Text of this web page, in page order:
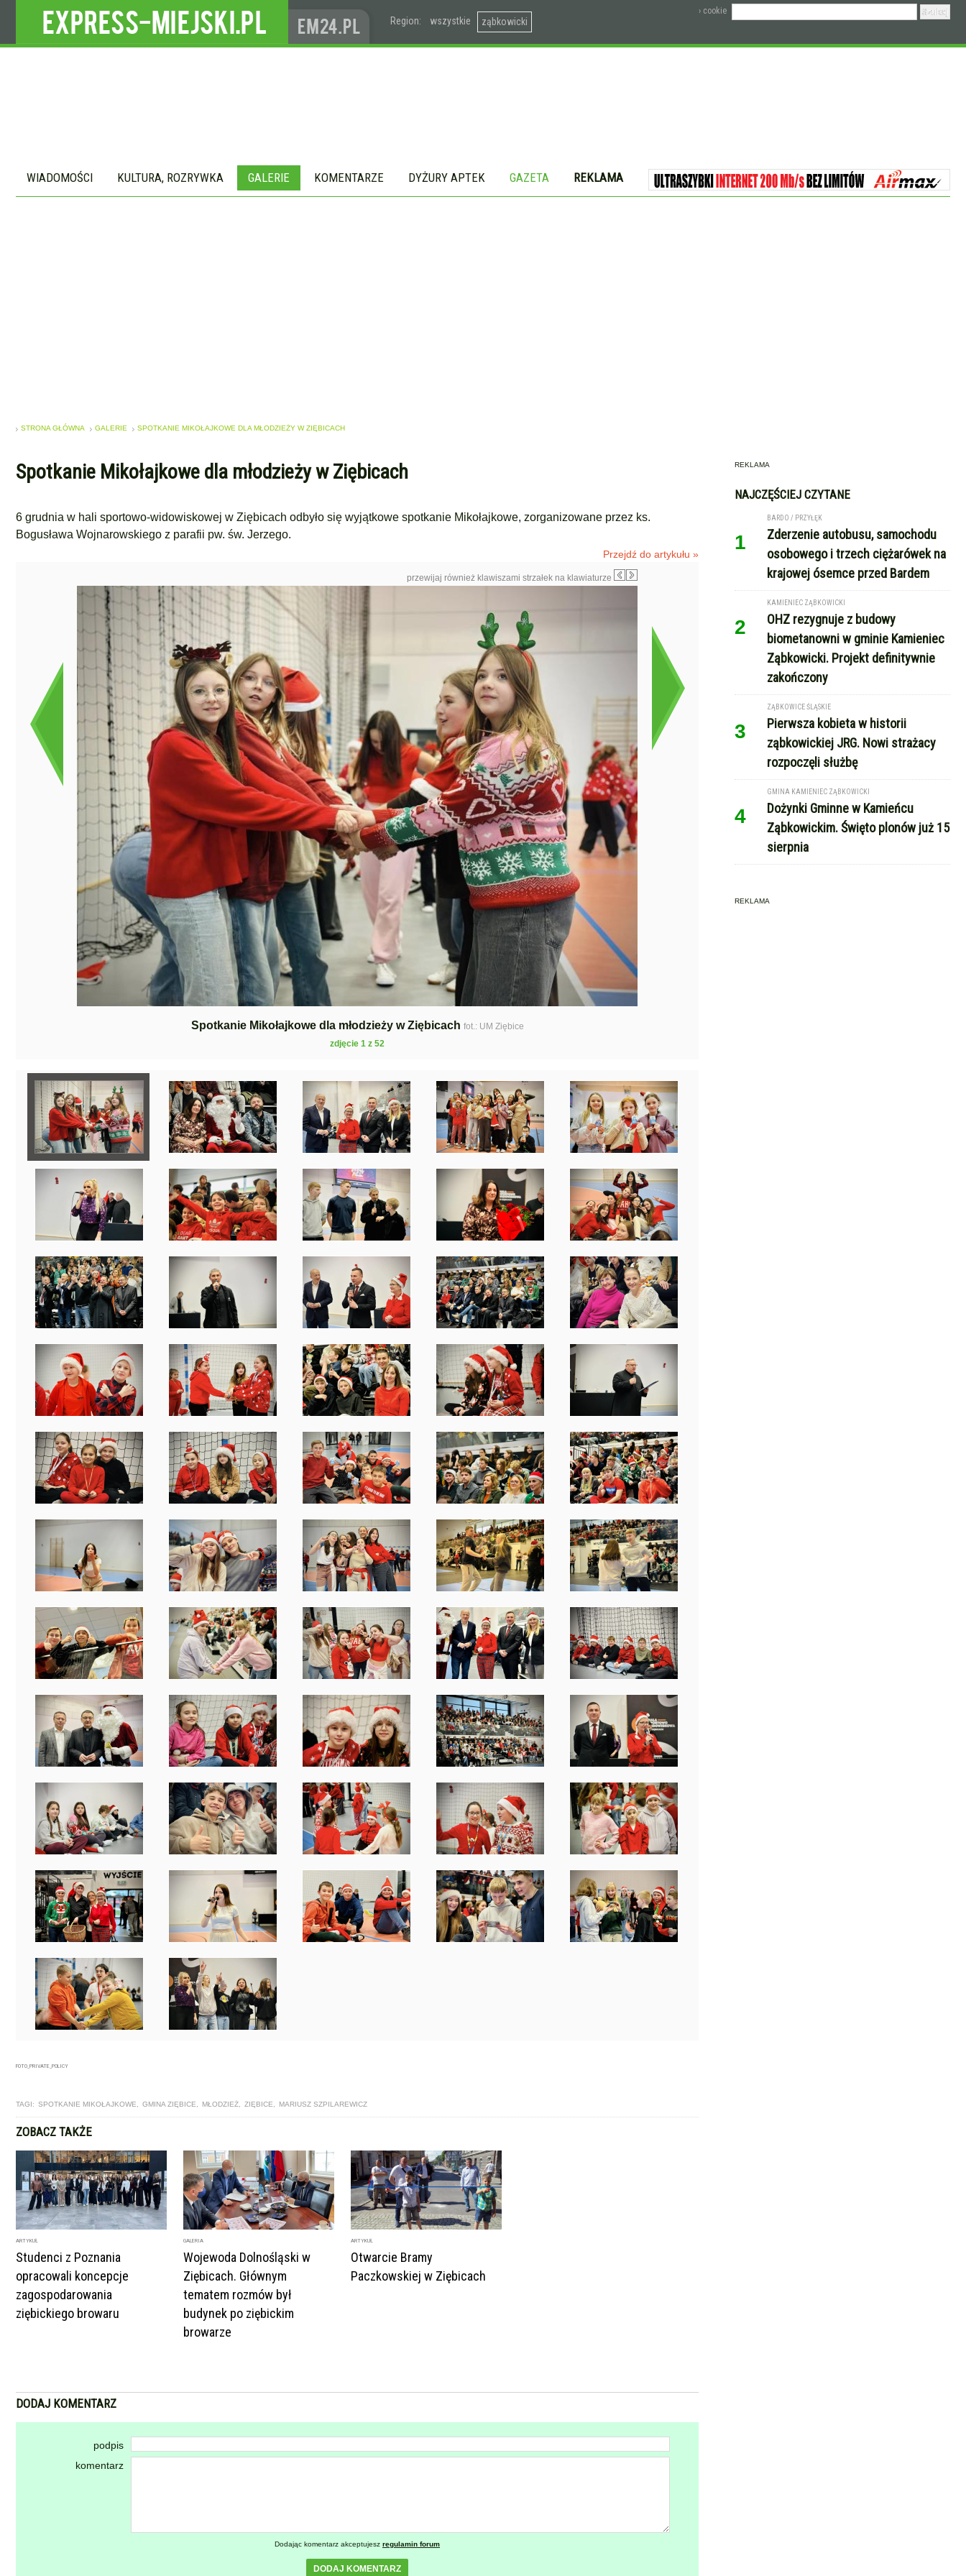
Region: wszystkie ząbkowicki
› cookie
WIADOMOŚCI KULTURA, ROZRYWKA GALERIE KOMENTARZE DYŻURY APTEK GAZETA REKLAMA
STRONA GŁÓWNA GALERIE SPOTKANIE MIKOŁAJKOWE DLA MŁODZIEŻY W ZIĘBICACH
Spotkanie Mikołajkowe dla młodzieży w Ziębicach
6 grudnia w hali sportowo-widowiskowej w Ziębicach odbyło się wyjątkowe spotkanie Mikołajkowe, zorganizowane przez ks.
Bogusława Wojnarowskiego z parafii pw. św. Jerzego.
Przejdź do artykułu »
przewijaj również klawiszami strzałek na klawiaturze
Spotkanie Mikołajkowe dla młodzieży w Ziębicach fot.: UM Ziębice
zdjęcie 1 z 52
FOTO_PRIVATE_POLICY
TAGI: SPOTKANIE MIKOŁAJKOWE GMINA ZIĘBICE MŁODZIEŻ ZIĘBICE MARIUSZ SZPILAREWICZ
ZOBACZ TAKŻE
ARTYKUŁ
Studenci z Poznania
opracowali koncepcje
zagospodarowania
ziębickiego browaru
GALERIA
Wojewoda Dolnośląski w
Ziębicach. Głównym
tematem rozmów był
budynek po ziębickim
browarze
ARTYKUŁ
Otwarcie Bramy
Paczkowskiej w Ziębicach
DODAJ KOMENTARZ
podpis
komentarz
Dodając komentarz akceptujesz regulamin forum
DODAJ KOMENTARZ
REKLAMA
NAJCZĘŚCIEJ CZYTANE
1
BARDO / PRZYŁĘK
Zderzenie autobusu, samochodu
osobowego i trzech ciężarówek na
krajowej ósemce przed Bardem
2
KAMIENIEC ZĄBKOWICKI
OHZ rezygnuje z budowy
biometanowni w gminie Kamieniec
Ząbkowicki. Projekt definitywnie
zakończony
3
ZĄBKOWICE ŚLĄSKIE
Pierwsza kobieta w historii
ząbkowickiej JRG. Nowi strażacy
rozpoczęli służbę
4
GMINA KAMIENIEC ZĄBKOWICKI
Dożynki Gminne w Kamieńcu
Ząbkowickim. Święto plonów już 15
sierpnia
REKLAMA